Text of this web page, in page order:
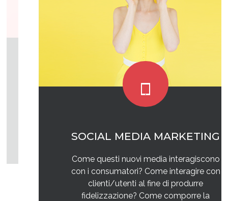
SOCIAL MEDIA MARKETING
Come questi nuovi media interagiscono
con i consumatori? Come interagire con
clienti/utenti al fine di produrre
fidelizzazione? Come comporre la